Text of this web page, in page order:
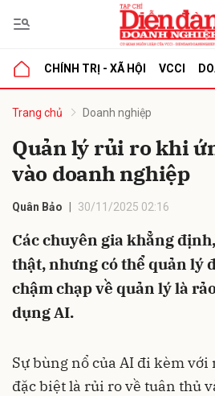
CHÍNH TRỊ - XÃ HỘI VCCI
Trang chủ Doanh nghiệp
Quản lý rủi ro khi
vào doanh nghiệp
Quân Bảo 30/11/2025 02:16
Các chuyên gia khẳng
thật, nhưng có thể quản lý
chậm chạp về quản lý là
dụng AI.
Sự bùng nổ của AI đi kèm
đặc biệt là rủi ro về tuân thủ
luận